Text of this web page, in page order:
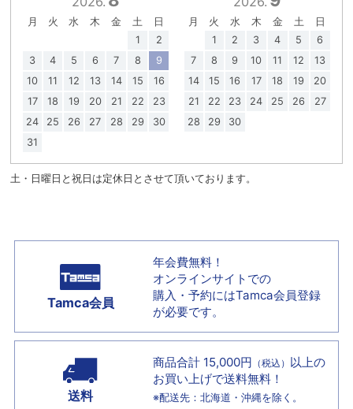
月 火 水 木 金 土
日
1
2
3
4 5 6 7 8
9
10
11 12 13 14 15
16
17
18 19 20 21 22
23
24
25 26 27 28 29
30
31
月 火 水 木 金 土
日
1
2 3 4 5
6
7
8 9 10 11 12
13
14
15 16 17 18 19
20
21
22 23 24 25 26
27
28
29 30
土・日曜日と祝日は定休日とさせて頂いております。
Tamca会員
年会費無料！
オンラインサイトでの
購入・予約にはTamca会員登録
が必要です。
送料
商品合計 15,000円 （税込） 以上の
お買い上げで送料無料！
※配送先：北海道・沖縄を除く。